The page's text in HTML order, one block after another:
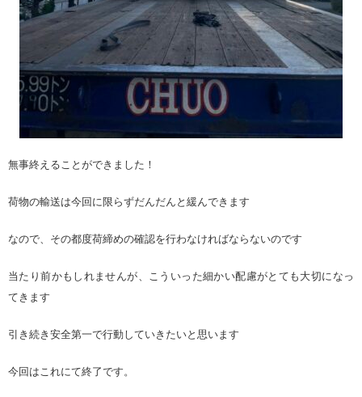
無事終えることができました！
荷物の輸送は今回に限らずだんだんと緩んできます
なので、その都度荷締めの確認を行わなければならないのです
当たり前かもしれませんが、こういった細かい配慮がとても大切になっ
てきます
引き続き安全第一で行動していきたいと思います
今回はこれにて終了です。